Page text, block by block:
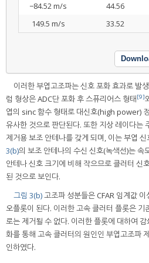
−84.52 m/s
44.56
149.5 m/s
33.52
이러한 부엽고조파는 신호 포화 효과로 발
럼 형상은 ADC단 포화 후 스퓨리어스 형태[9]
엽의 sinc 함수 형태로 대신호(high power)
유사한 것으로 판단된다. 또한 지상 레이다는
제거용 보조 안테나를 갖게 되며, 이는 부엽
3(b)의 보조 안테나의 수신 신호(녹색선)는 속
안테나 신호 크기에 비해 작으므로 클러터 신
된 것으로 보인다.
그림 3(b)고조파 성분들은 CFAR 임계값
오플롯이 된다. 이러한 고속 클러터 플롯은 기
로는 제거될 수 없다. 이러한 플롯에 대하여
화를 통해 고속 클러터의 원인인 부엽고조파
인하였다.